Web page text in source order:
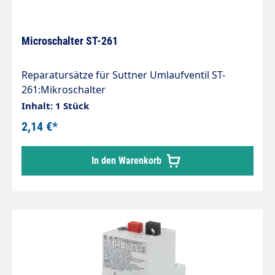
Microschalter ST-261
Reparatursätze für Suttner Umlaufventil ST-
261:Mikroschalter
Inhalt: 1 Stück
2,14 €*
In den Warenkorb